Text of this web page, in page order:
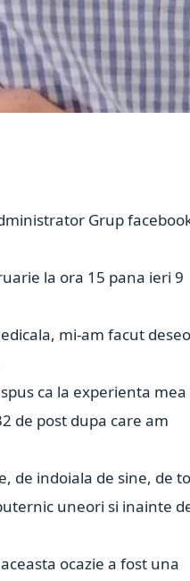
Grup
la ora 15 pana ieri 9
mi-am facut
ca la experienta mea
de post dupa care am
de indoiala de sine, de
uneori si inainte
ocazie a fost una